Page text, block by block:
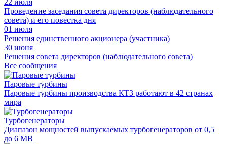
22 июля
Проведение заседания совета директоров (наблюдательного
совета) и его повестка дня
01 июля
Решения единственного акционера (участника)
30 июня
Решения совета директоров (наблюдательного совета)
Все сообщения
Паровые турбины
Паровые турбины производства КТЗ работают в 42 странах
мира
Турбогенераторы
Диапазон мощностей выпускаемых турбогенераторов от 0,5
до 6 МВ